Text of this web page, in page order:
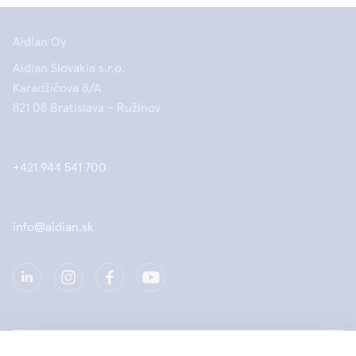
Aidian Oy
Aidian Slovakia s.r.o.
Karadžičova 8/A
821 08 Bratislava - Ružinov
+421 944 541 700
info@aidian.sk